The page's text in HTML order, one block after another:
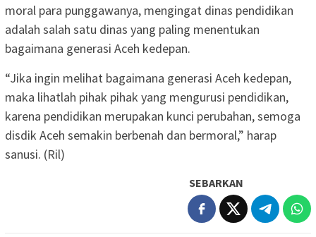
moral para punggawanya, mengingat dinas pendidikan
adalah salah satu dinas yang paling menentukan
bagaimana generasi Aceh kedepan.
“Jika ingin melihat bagaimana generasi Aceh kedepan,
maka lihatlah pihak pihak yang mengurusi pendidikan,
karena pendidikan merupakan kunci perubahan, semoga
disdik Aceh semakin berbenah dan bermoral,” harap
sanusi. (Ril)
SEBARKAN